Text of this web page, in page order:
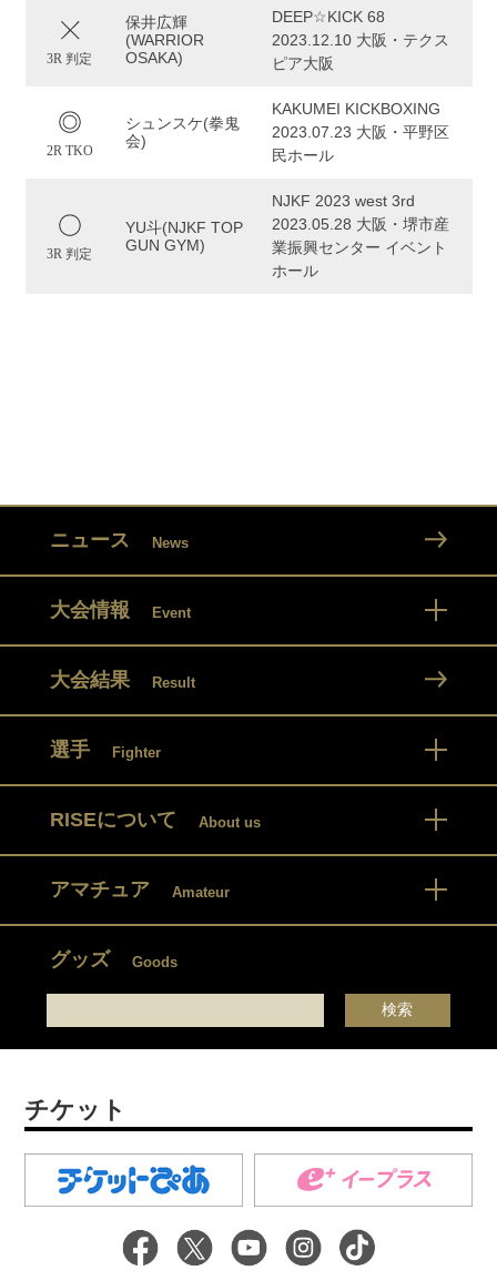
3R 判定
保井広輝
(WARRIOR
OSAKA)
DEEP☆KICK 68
2023.12.10 大阪・テクス
ピア大阪
2R TKO
シュンスケ(拳鬼
会)
KAKUMEI KICKBOXING
2023.07.23 大阪・平野区
民ホール
3R 判定
YU斗(NJKF TOP
GUN GYM)
NJKF 2023 west 3rd
2023.05.28 大阪・堺市産
業振興センター イベント
ホール
ニュース News
大会情報 Event
大会結果 Result
選手 Fighter
RISEについて About us
アマチュア Amateur
グッズ Goods
チケット